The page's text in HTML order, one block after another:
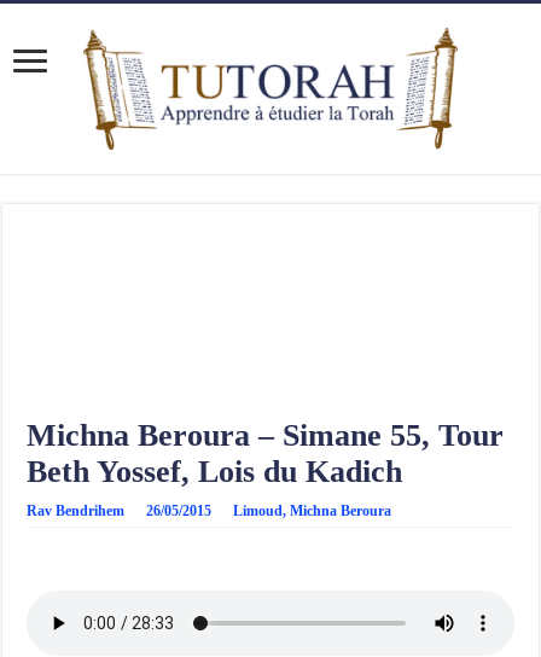
Michna Beroura – Simane 55, Tour
Beth Yossef, Lois du Kadich
Rav Bendrihem 26/05/2015 Limoud,Michna Beroura